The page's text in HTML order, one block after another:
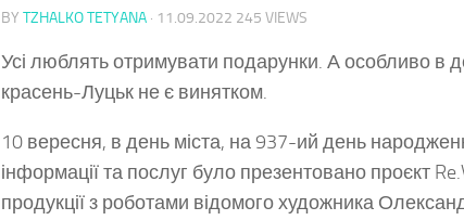
BY TZHALKO TETYANA · 11.09.2022 245 VIEWS
Усі люблять отримувати подарунки. А особливо в
красень-Луцьк не є винятком.
10 вересня, в день міста, на 937-ий день
інформації та послуг було презентовано проєкт
продукції з роботами відомого художника